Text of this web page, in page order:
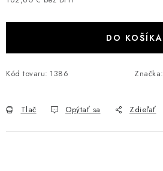
INÉ PRÍSLUŠENSTVO
YAMAHA GRIZZLY 550/660/700
DO KOŠÍKA
Kód tovaru: 1386 Značka:
Tlač Opýtať sa Zdieľať